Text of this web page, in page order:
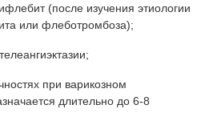
(после изучения этиологии
или флеботромбоза);
при варикозном
длительно до 6-8